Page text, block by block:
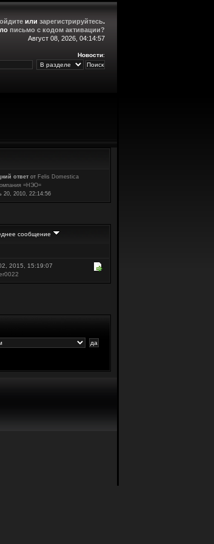
или зарегистрируйтесь.
письмо с кодом активации?
Август 08, 2026, 04:14:57
Новости:
ответ от Felis Domestica
=НЭО=
20, 2010, 22:14:56
сообщение
2015, 15:19:07